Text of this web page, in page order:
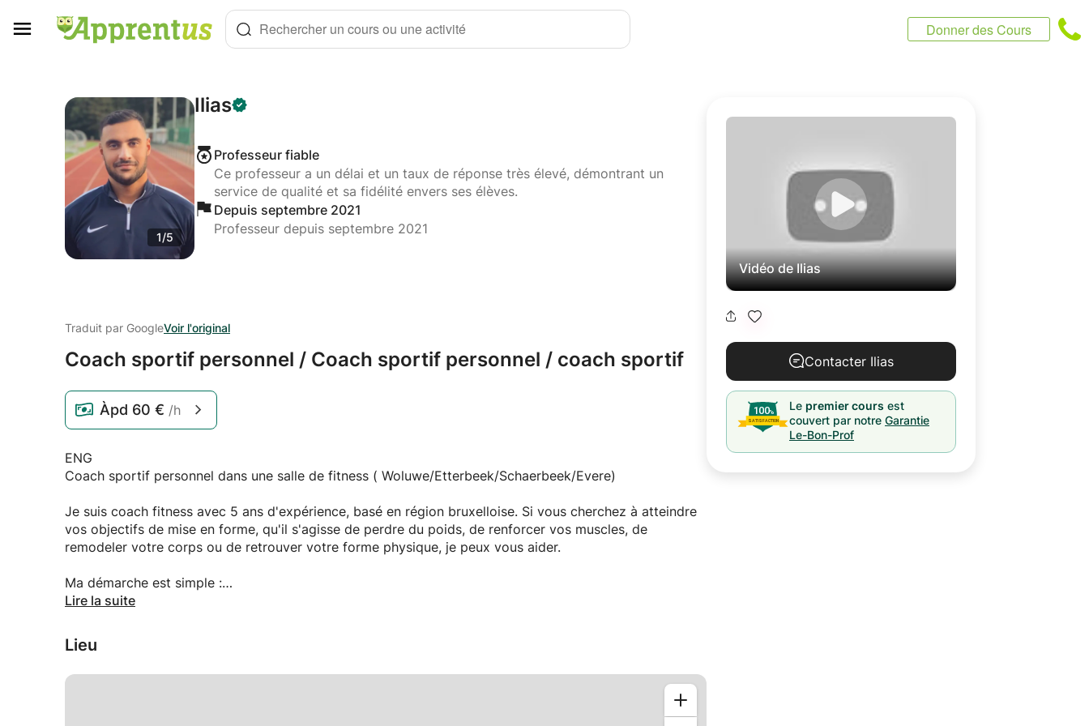
Rechercher un cours ou une activité Donner des Cours
1/5
Ilias
Professeur fiable
Ce professeur a un délai et un taux de réponse très élevé, démontrant un
service de qualité et sa fidélité envers ses élèves.
Depuis septembre 2021
Professeur depuis septembre 2021
Traduit par GoogleVoir l'original
Coach sportif personnel / Coach sportif personnel / coach sportif
Àpd 60 € /h
ENG
Coach sportif personnel dans une salle de fitness ( Woluwe/Etterbeek/Schaerbeek/Evere)
Je suis coach fitness avec 5 ans d'expérience, basé en région bruxelloise. Si vous cherchez à atteindre
vos objectifs de mise en forme, qu'il s'agisse de perdre du poids, de renforcer vos muscles, de
remodeler votre corps ou de retrouver votre forme physique, je peux vous aider.
Ma démarche est simple :
1) Je créerai un programme de formation personnalisé adapté à vos besoins.
2) Je développerai un plan de nutrition personnalisé pour soutenir vos objectifs de mise en forme.
3) Au cours de nos séances, je vous fournirai des conseils, de la motivation et du soutien pour vous
garder sur la bonne voie et faire des progrès. Grâce à mon expertise et à votre dévouement, nous
Lire la suite
Lieu
Vidéo de Ilias
Contacter Ilias
Le premier cours est
couvert par notre Garantie
Le-Bon-Prof